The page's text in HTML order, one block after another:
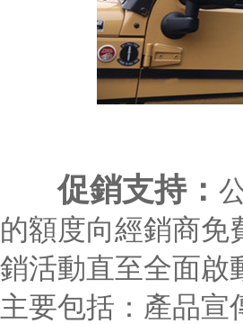
促銷支持：
的額度向經銷商免
銷活動直至全面啟
主要包括：產品宣